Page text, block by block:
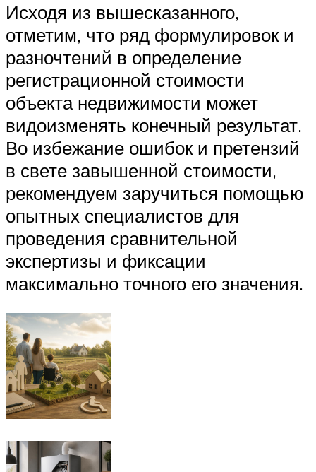
Исходя из вышесказанного,
отметим, что ряд формулировок и
разночтений в определение
регистрационной стоимости
объекта недвижимости может
видоизменять конечный результат.
Во избежание ошибок и претензий
в свете завышенной стоимости,
рекомендуем заручиться помощью
опытных специалистов для
проведения сравнительной
экспертизы и фиксации
максимально точного его значения.